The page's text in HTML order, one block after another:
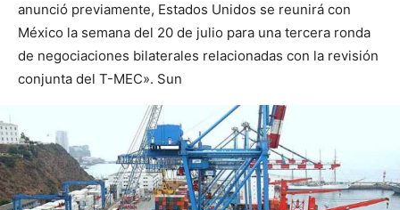
anunció previamente, Estados Unidos se reunirá con
México la semana del 20 de julio para una tercera ronda
de negociaciones bilaterales relacionadas con la revisión
conjunta del T-MEC». Sun